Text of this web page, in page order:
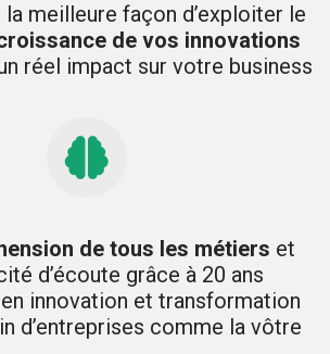
la meilleure façon d’exploiter le
de vos innovations
réel impact sur votre business
de tous les métiers et
d’écoute grâce à 20 ans
en innovation et transformation
d’entreprises comme la vôtre